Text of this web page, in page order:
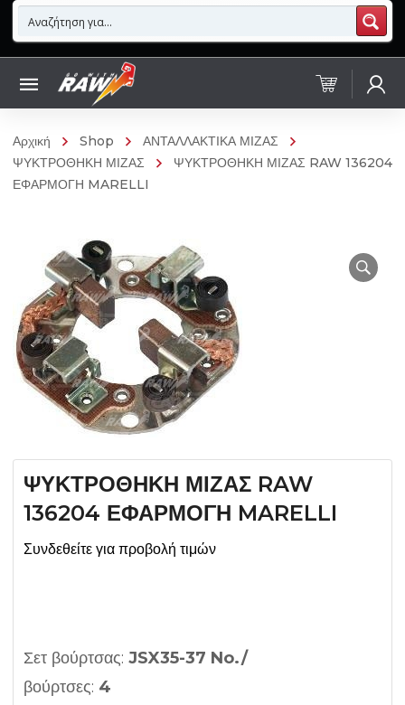
Αρχική Shop
ΑΝΤΑΛΛΑΚΤΙΚΑ ΜΙΖΑΣ
ΨΥΚΤΡΟΘΗΚΗ ΜΙΖΑΣ
ΨΥΚΤΡΟΘΗΚΗ ΜΙΖΑΣ RAW 136204
ΕΦΑΡΜΟΓΗ MARELLI
ΨΥΚΤΡΟΘΗΚΗ ΜΙΖΑΣ RAW
136204 ΕΦΑΡΜΟΓΗ MARELLI
Συνδεθείτε για προβολή τιμών
Σετ βούρτσας: JSX35-37 No./
βούρτσες: 4